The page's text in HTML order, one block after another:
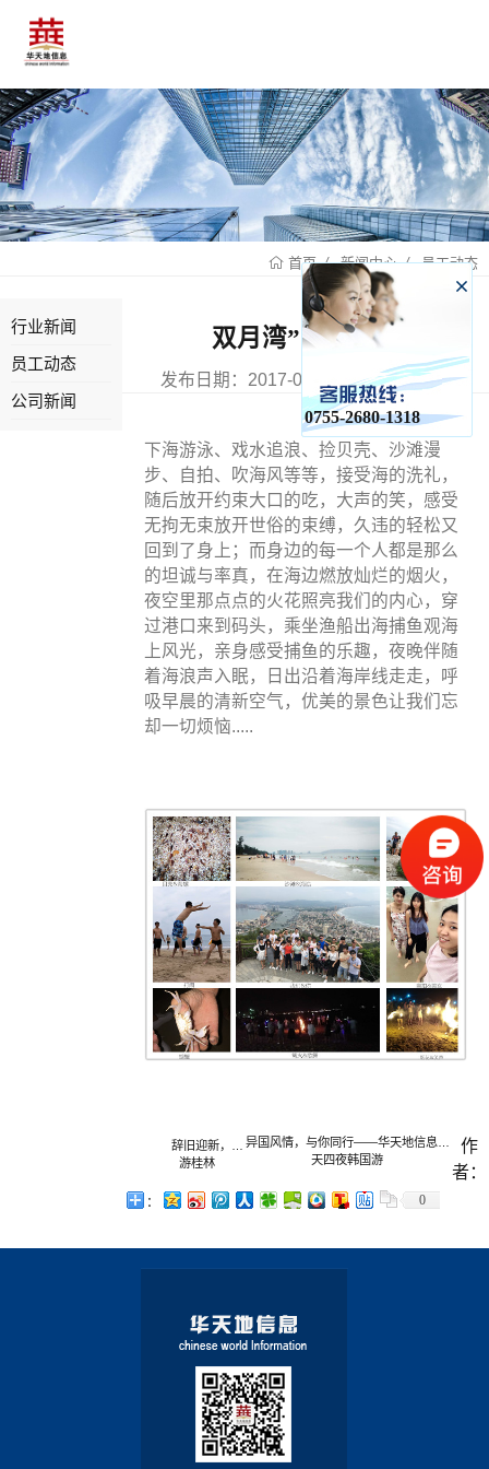
首页 新闻中心 员工动态
行业新闻
员工动态
公司新闻
双月湾”露营活动
发布日期：2017-09-15 已有0人浏览
下海游泳、戏水追浪、捡贝壳、沙滩漫
步、自拍、吹海风等等，接受海的洗礼，
随后放开约束大口的吃，大声的笑，感受
无拘无束放开世俗的束缚，久违的轻松又
回到了身上；而身边的每一个人都是那么
的坦诚与率真，在海边燃放灿烂的烟火，
夜空里那点点的火花照亮我们的内心，穿
过港口来到码头，乘坐渔船出海捕鱼观海
上风光，亲身感受捕鱼的乐趣，夜晚伴随
着海浪声入眠，日出沿着海岸线走走，呼
吸早晨的清新空气，优美的景色让我们忘
却一切烦恼.....
辞旧迎新，同
游桂林
异国风情，与你同行——华天地信息五
天四夜韩国游
作
者：
： 0
0755-2680-1318